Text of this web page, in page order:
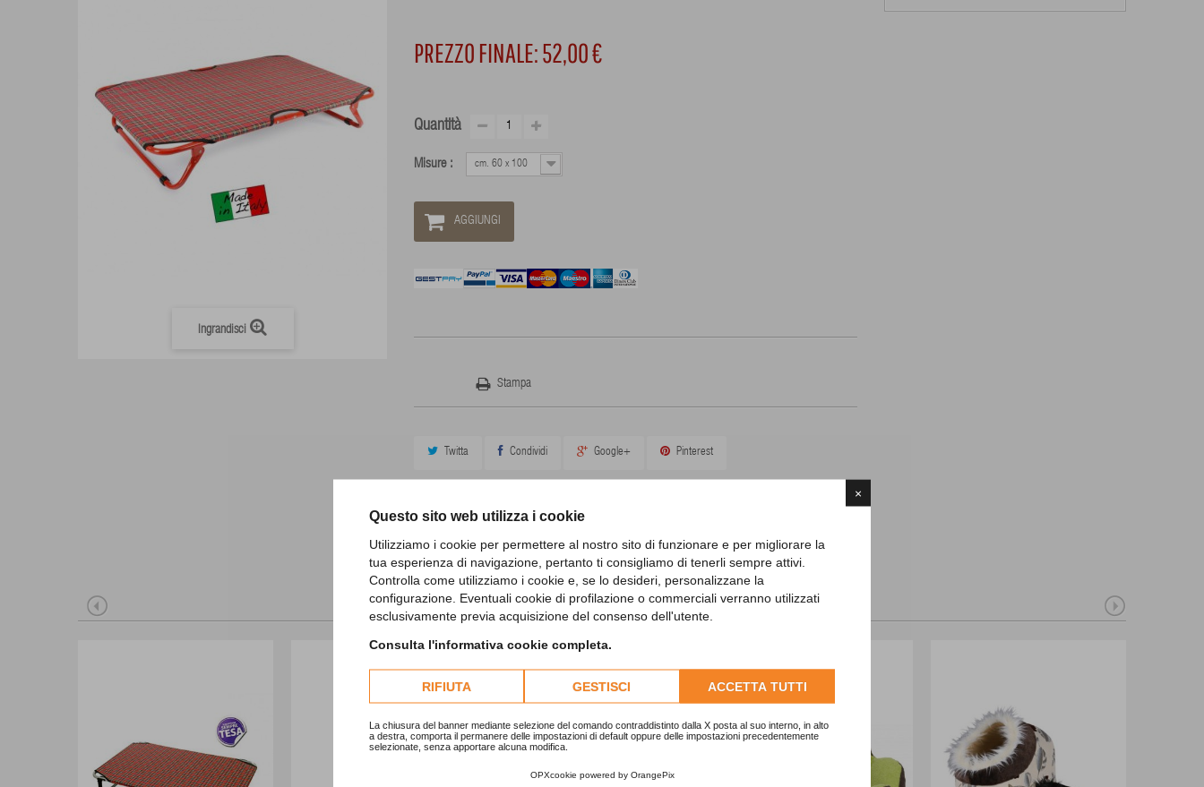
×
Questo sito web utilizza i cookie
Utilizziamo i cookie per permettere al nostro sito di funzionare e per migliorare la
tua esperienza di navigazione, pertanto ti consigliamo di tenerli sempre attivi.
Controlla come utilizziamo i cookie e, se lo desideri, personalizzane la
configurazione. Eventuali cookie di profilazione o commerciali verranno utilizzati
esclusivamente previa acquisizione del consenso dell'utente.
Consulta l'informativa cookie completa.
RIFIUTA GESTISCI ACCETTA TUTTI
La chiusura del banner mediante selezione del comando contraddistinto dalla X posta al suo interno, in alto
a destra, comporta il permanere delle impostazioni di default oppure delle impostazioni precedentemente
selezionate, senza apportare alcuna modifica.
OPXcookie powered by OrangePix
Ingrandisci
PREZZO FINALE:52,00 €
Quantità
Misure : cm. 60 x 100
AGGIUNGI
Stampa
Twitta Condividi Google+ Pinterest
11 ALTRI PRODOTTI IN QUESTA CATEGORIA